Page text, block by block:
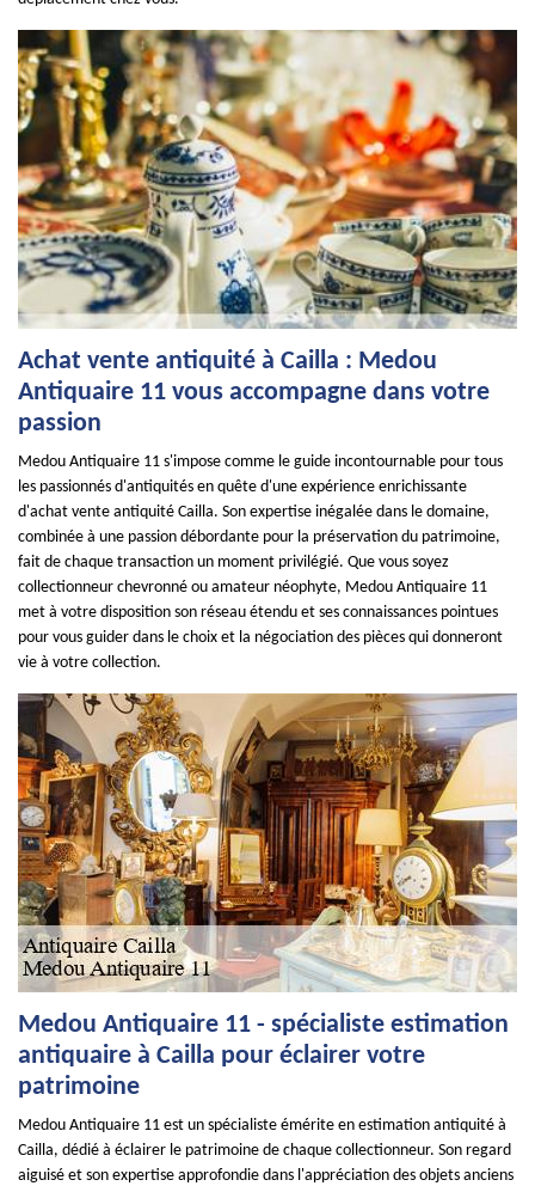
Achat vente antiquité à Cailla : Medou
Antiquaire 11 vous accompagne dans votre
passion
Medou Antiquaire 11 s'impose comme le guide incontournable pour tous
les passionnés d'antiquités en quête d'une expérience enrichissante
d'achat vente antiquité Cailla. Son expertise inégalée dans le domaine,
combinée à une passion débordante pour la préservation du patrimoine,
fait de chaque transaction un moment privilégié. Que vous soyez
collectionneur chevronné ou amateur néophyte, Medou Antiquaire 11
met à votre disposition son réseau étendu et ses connaissances pointues
pour vous guider dans le choix et la négociation des pièces qui donneront
vie à votre collection.
Medou Antiquaire 11 - spécialiste estimation
antiquaire à Cailla pour éclairer votre
patrimoine
Medou Antiquaire 11 est un spécialiste émérite en estimation antiquité à
Cailla, dédié à éclairer le patrimoine de chaque collectionneur. Son regard
aiguisé et son expertise approfondie dans l'appréciation des objets anciens